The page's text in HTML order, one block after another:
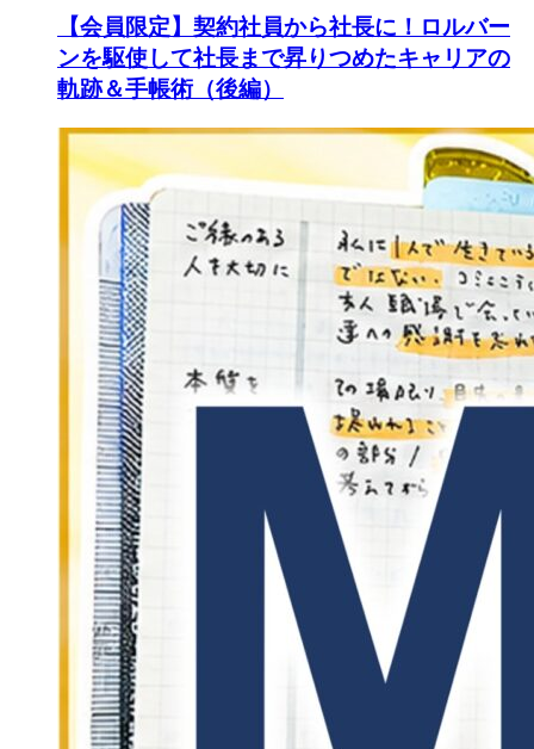
【会員限定】契約社員から社長に！ロルバー
ンを駆使して社長まで昇りつめたキャリアの
軌跡＆手帳術（後編）